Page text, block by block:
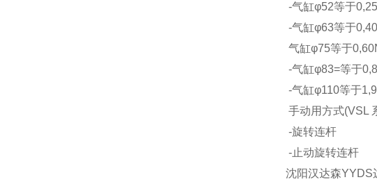
-气缸φ52等于
-气缸φ63等于0,40
气缸φ75等于
-气缸φ83=等于
-气缸φ110等于
手动用方式(VSL
-旋转连杆
-止动旋转连杆
沈阳汉达森YYDS